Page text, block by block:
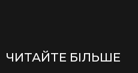
ЧИТАЙТЕ БІЛЬШЕ